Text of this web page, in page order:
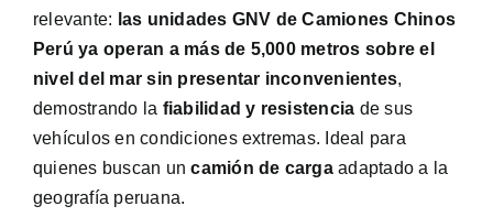
relevante: las unidades GNV de Camiones Chinos
Perú ya operan a más de 5,000 metros sobre el
nivel del mar sin presentar inconvenientes,
demostrando la fiabilidad y resistencia de sus
vehículos en condiciones extremas. Ideal para
quienes buscan uncamión de cargaadaptado a la
geografía peruana.